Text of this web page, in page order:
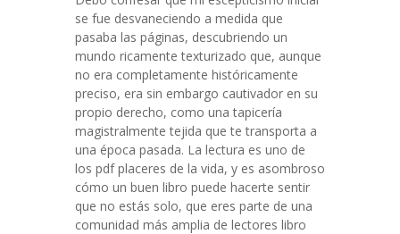
se fue desvaneciendo a medida que
pasaba las páginas, descubriendo un
mundo ricamente texturizado que, aunque
no era completamente históricamente
preciso, era sin embargo cautivador en su
propio derecho, como una tapicería
magistralmente tejida que te transporta a
una época pasada. La lectura es uno de
los pdf placeres de la vida, y es asombroso
cómo un buen libro puede hacerte sentir
que no estás solo, que eres parte de una
comunidad más amplia de lectores libro